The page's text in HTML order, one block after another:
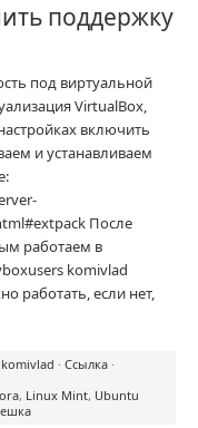
поддержку
под виртуальной
VirtualBox,
включить
и устанавливаем
После
работаем в
komivlad
работать, если нет,
komivlad · Ссылка ·
, Linux Mint, Ubuntu